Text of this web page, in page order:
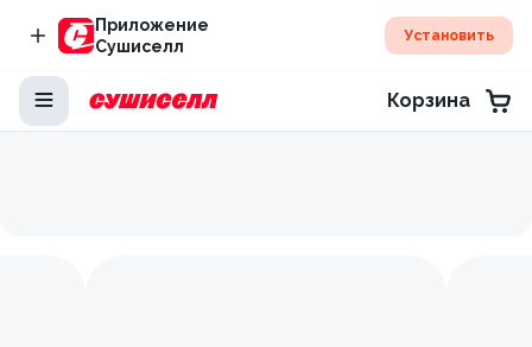
Приложение
Сушиселл
Установить
Корзина